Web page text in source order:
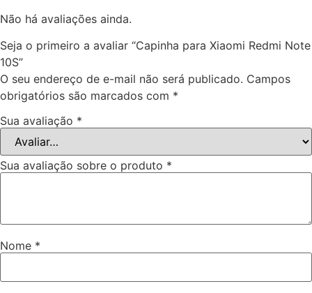
Não há avaliações ainda.
Seja o primeiro a avaliar “Capinha para Xiaomi Redmi Note
10S”
O seu endereço de e-mail não será publicado. Campos
obrigatórios são marcados com *
Sua avaliação *
Sua avaliação sobre o produto *
Nome *